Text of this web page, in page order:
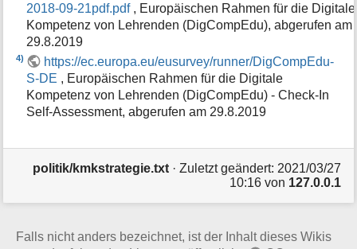
2018-09-21pdf.pdf, Europäischen Rahmen für die Digitale
Kompetenz von Lehrenden (DigCompEdu), abgerufen am
29.8.2019
4)
https://ec.europa.eu/eusurvey/runner/DigCompEdu-
S-DE , Europäischen Rahmen für die Digitale
Kompetenz von Lehrenden (DigCompEdu) - Check-In
Self-Assessment, abgerufen am 29.8.2019
politik/kmkstrategie.txt· Zuletzt geändert: 2021/03/27
10:16 von 127.0.0.1
Falls nicht anders bezeichnet, ist der Inhalt dieses Wikis